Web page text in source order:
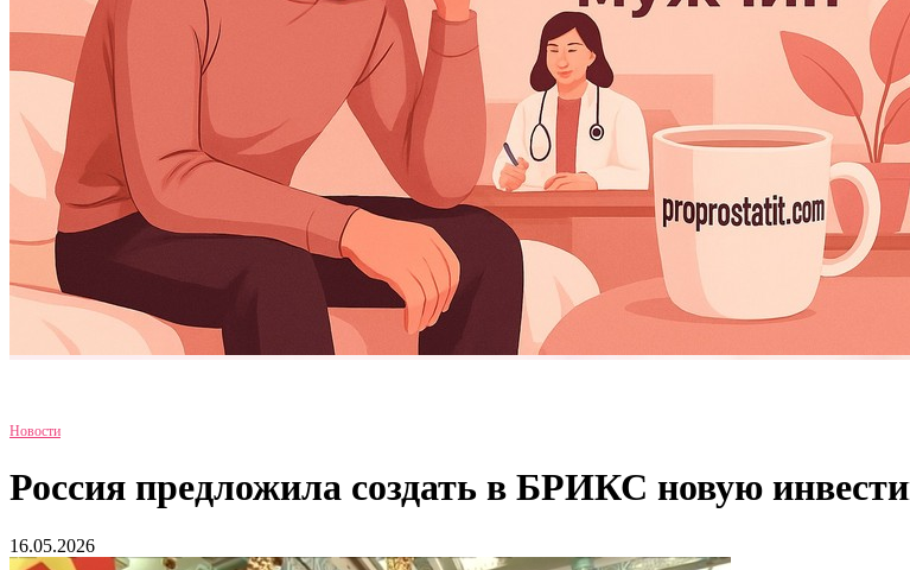
Новости
Россия предложила создать в БРИКС новую
16.05.2026